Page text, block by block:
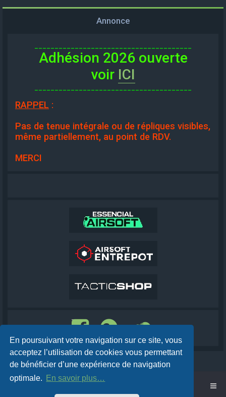
En poursuivant votre navigation sur ce site, vous
acceptez l’utilisation de cookies vous permettant
de bénéficier d’une expérience de navigation
optimale.
En savoir plus…
Annonce
Adhésion 2026 ouverte
voir ICI
RAPPEL :
Pas de tenue intégrale ou de répliques visibles,
même partiellement, au point de RDV.
MERCI